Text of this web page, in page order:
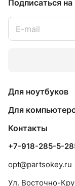
Подписаться на
Для ноутбуков
Для
Контакты
+7-918-285-5-
opt@partsokey.ru
Ул. Восточно-